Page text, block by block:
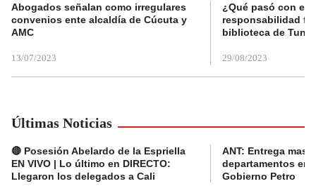
Abogados señalan como irregulares
convenios ente alcaldía de Cúcuta y
AMC
13/07/2023
¿Qué pasó con el
responsabilidad
biblioteca de
29/08/2023
Últimas Noticias
🔴 Posesión Abelardo de la Espriella
EN VIVO | Lo último en DIRECTO:
Llegaron los delegados a Cali
ANT: Entrega
departamentos en
Gobierno Petro